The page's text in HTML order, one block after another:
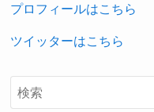
プロフィールはこちら
ツイッターはこちら